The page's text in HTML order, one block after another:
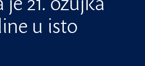
u isto